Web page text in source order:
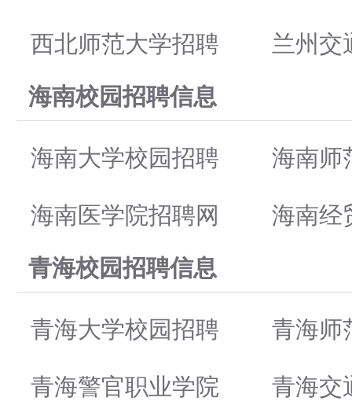
西北师范大学招聘 兰州交
海南校园招聘信息
海南大学校园招聘 海南师
海南医学院招聘网 海南经
青海校园招聘信息
青海大学校园招聘 青海师
青海警官职业学院 青海交